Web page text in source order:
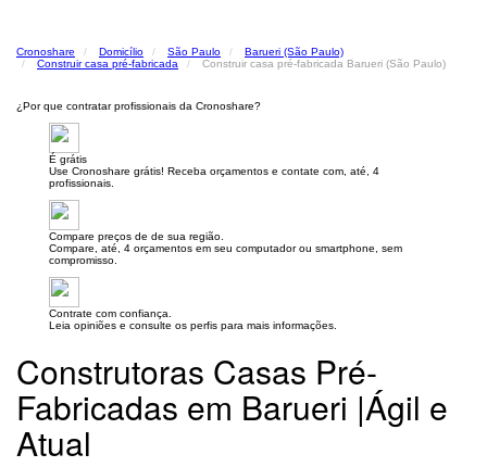
Cronoshare Domicílio São Paulo
Barueri (São Paulo)
Construir casa pré-fabricada
Construir casa pré-fabricada Barueri (São Paulo)
¿Por que contratar profissionais da Cronoshare?
É grátis
Use Cronoshare grátis! Receba orçamentos e contate com, até, 4
profissionais.
Compare preços de de sua região.
Compare, até, 4 orçamentos em seu computador ou smartphone, sem
compromisso.
Contrate com confiança.
Leia opiniões e consulte os perfis para mais informações.
Construtoras Casas Pré-
Fabricadas em Barueri |Ágil e
Atual